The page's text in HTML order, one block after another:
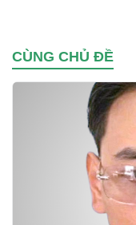
CÙNG CHỦ ĐỀ